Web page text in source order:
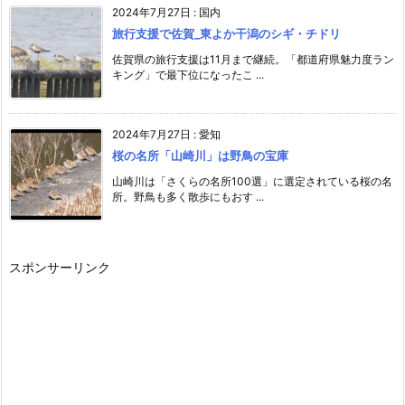
2024年7月27日 : 国内
旅行支援で佐賀_東よか干潟のシギ・チドリ
佐賀県の旅行支援は11月まで継続。「都道府県魅力度ラン
キング」で最下位になったこ ...
2024年7月27日 : 愛知
桜の名所「山崎川」は野鳥の宝庫
山崎川は「さくらの名所100選」に選定されている桜の名
所。野鳥も多く散歩にもおす ...
スポンサーリンク